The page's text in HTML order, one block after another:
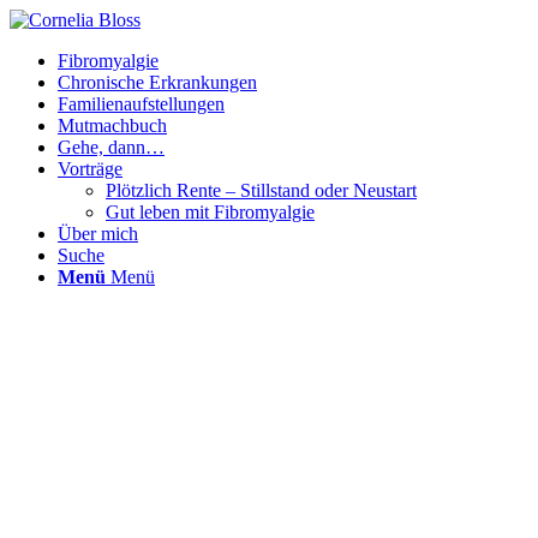
Fibromyalgie
Chronische Erkrankungen
Familienaufstellungen
Mutmachbuch
Gehe, dann…
Vorträge
Plötzlich Rente – Stillstand oder Neustart
Gut leben mit Fibromyalgie
Über mich
Suche
Menü Menü